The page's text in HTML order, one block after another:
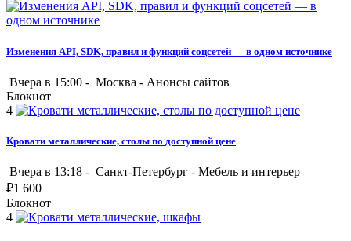
Изменения API, SDK, правил и функций соцсетей — в одном источнике
Вчера в 15:00 - Москва - Анонсы сайтов
Блокнот
4
Кровати металлические, столы по доступной цене
Вчера в 13:18 - Санкт-Петербург - Мебель и интерьер
₽1 600
Блокнот
4